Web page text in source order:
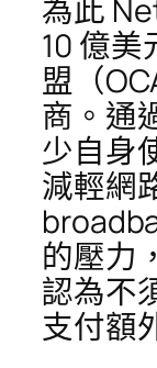
為此
10 億
盟（
商。通
少自身
減輕網
的壓力
認為不
支付額